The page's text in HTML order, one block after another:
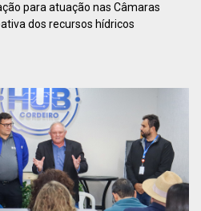
para atuação nas Câmaras
dos recursos hídricos